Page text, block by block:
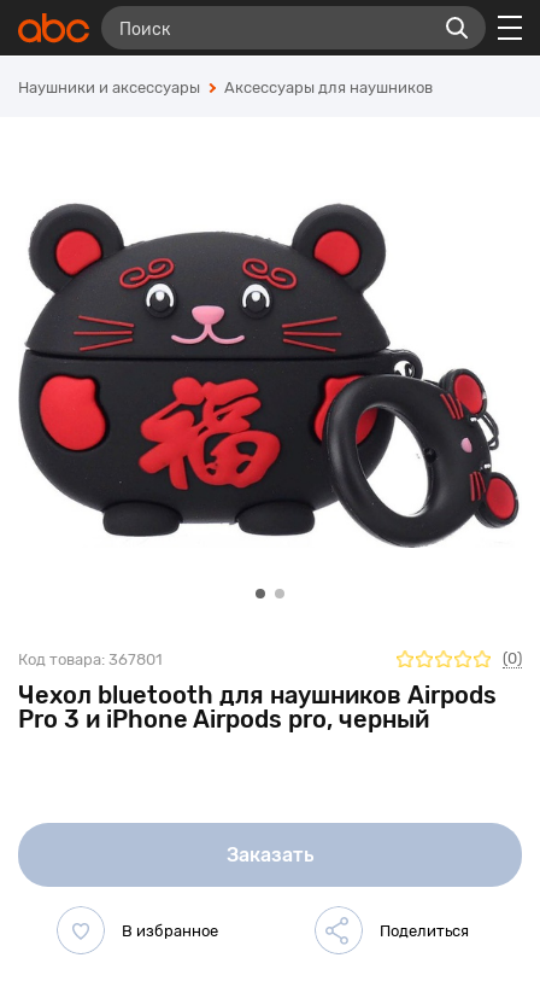
Наушники и аксессуары Аксессуары для наушников
Чехол bluetooth для наушников Airpods
Pro 3 и iPhone Airpods pro, черный
Код товара: 367801 (0)
Заказать